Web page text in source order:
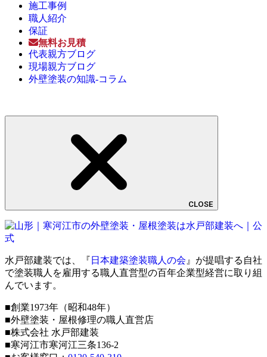
施工事例
職人紹介
保証
無料お見積
代表親方ブログ
現場親方ブログ
外壁塗装の知識-コラム
CLOSE
水戸部建装では、『 日本建築塗装職人の会 』が提唱する自社
で塗装職人を雇用する職人直営型の百年企業型経営に取り組
んでいます。
■創業1973年（昭和48年）
■外壁塗装・屋根修理の職人直営店
■株式会社 水戸部建装
■寒河江市寒河江三条136-2